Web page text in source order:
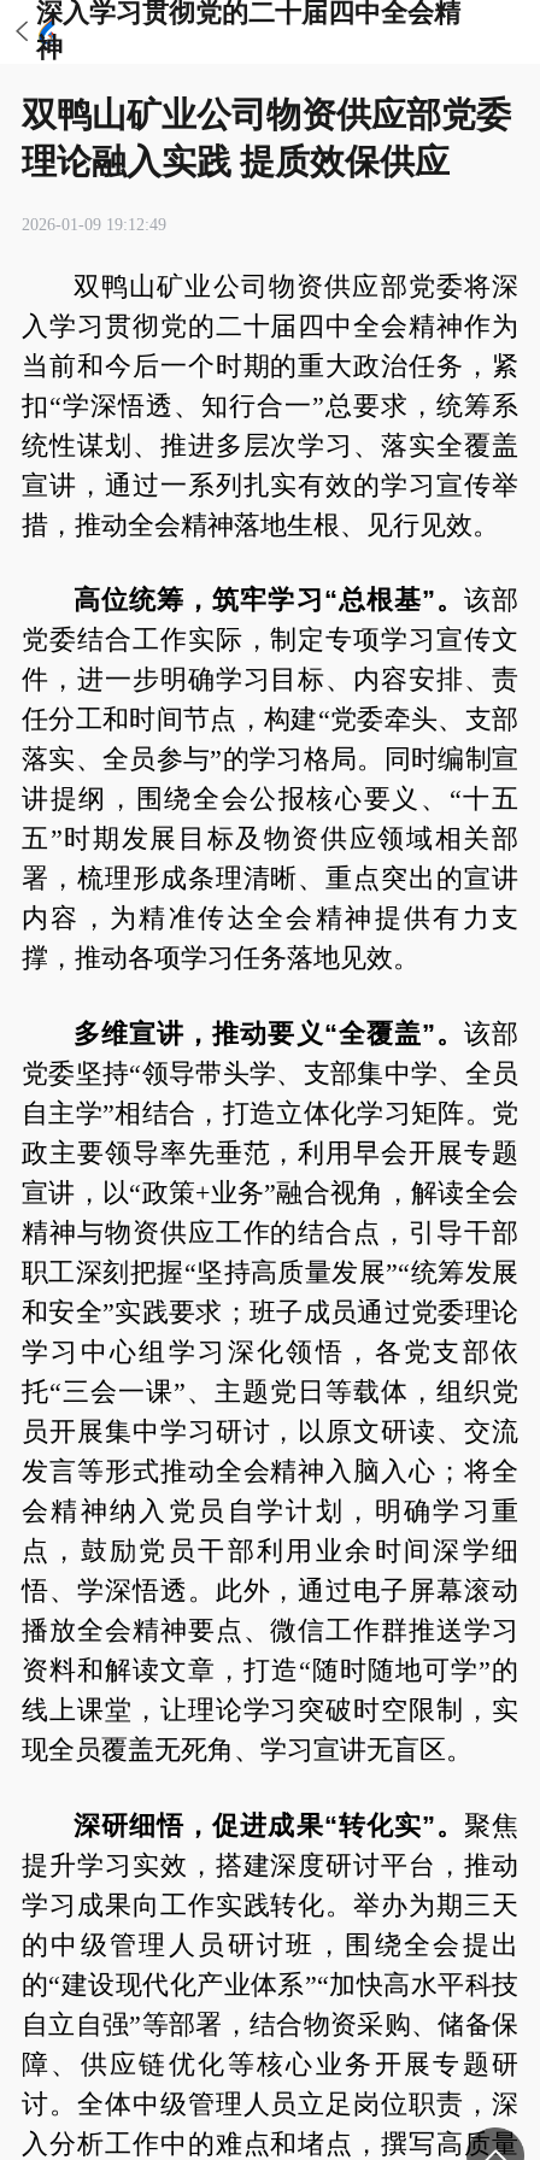
深入学习贯彻党的二十届四中全会精
神
双鸭山矿业公司物资供应部党委
理论融入实践 提质效保供应
2026-01-09 19:12:49
双鸭山矿业公司物资供应部党委将深
入学习贯彻党的二十届四中全会精神作为
当前和今后一个时期的重大政治任务，紧
扣“学深悟透、知行合一”总要求，统筹系
统性谋划、推进多层次学习、落实全覆盖
宣讲，通过一系列扎实有效的学习宣传举
措，推动全会精神落地生根、见行见效。
高位统筹，筑牢学习“总根基”。该部
党委结合工作实际，制定专项学习宣传文
件，进一步明确学习目标、内容安排、责
任分工和时间节点，构建“党委牵头、支部
落实、全员参与”的学习格局。同时编制宣
讲提纲，围绕全会公报核心要义、“十五
五”时期发展目标及物资供应领域相关部
署，梳理形成条理清晰、重点突出的宣讲
内容，为精准传达全会精神提供有力支
撑，推动各项学习任务落地见效。
多维宣讲，推动要义“全覆盖”。该部
党委坚持“领导带头学、支部集中学、全员
自主学”相结合，打造立体化学习矩阵。党
政主要领导率先垂范，利用早会开展专题
宣讲，以“政策+业务”融合视角，解读全会
精神与物资供应工作的结合点，引导干部
职工深刻把握“坚持高质量发展”“统筹发展
和安全”实践要求；班子成员通过党委理论
学习中心组学习深化领悟，各党支部依
托“三会一课”、主题党日等载体，组织党
员开展集中学习研讨，以原文研读、交流
发言等形式推动全会精神入脑入心；将全
会精神纳入党员自学计划，明确学习重
点，鼓励党员干部利用业余时间深学细
悟、学深悟透。此外，通过电子屏幕滚动
播放全会精神要点、微信工作群推送学习
资料和解读文章，打造“随时随地可学”的
线上课堂，让理论学习突破时空限制，实
现全员覆盖无死角、学习宣讲无盲区。
深研细悟，促进成果“转化实”。 聚焦
提升学习实效，搭建深度研讨平台，推动
学习成果向工作实践转化。举办为期三天
的中级管理人员研讨班，围绕全会提出
的“建设现代化产业体系”“加快高水平科技
自立自强”等部署，结合物资采购、储备保
障、供应链优化等核心业务开展专题研
讨。全体中级管理人员立足岗位职责，深
入分析工作中的难点和堵点，撰写高质量